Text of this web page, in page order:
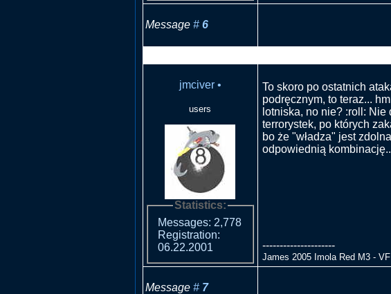
Message # 6
jmciver •
users
Statistics:
Messages: 2,778
Registration:
06.22.2001
To skoro po ostatnich
podręcznym, to teraz...
lotniska, no nie? :roll: Nie
terrorystek, po których
bo że "władza" jest
odpowiednią
---------------------
James 2005 Imola Red M3 -
Message # 7